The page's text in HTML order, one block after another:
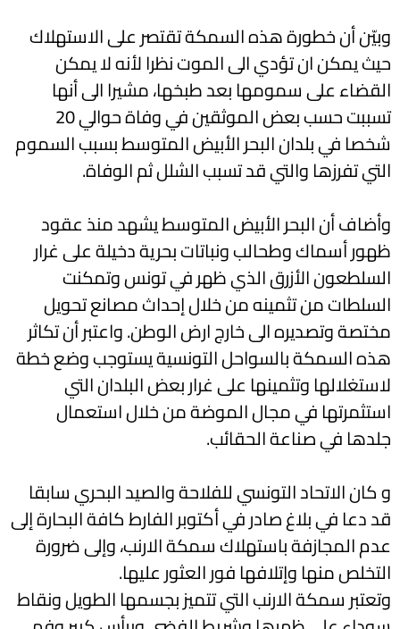
وبيّن أن خطورة هذه السمكة تقتصر على الاستهلاك
حيث يمكن ان تؤدي الى الموت نظرا لأنه لا يمكن
القضاء على سمومها بعد طبخها، مشيرا الى أنها
تسببت حسب بعض الموثقين في وفاة حوالي 20
شخصا في بلدان البحر الأبيض المتوسط بسبب السموم
التي تفرزها والتي قد تسبب الشلل ثم الوفاة.
وأضاف أن البحر الأبيض المتوسط يشهد منذ عقود
ظهور أسماك وطحالب ونباتات بحرية دخيلة على غرار
السلطعون الأزرق الذي ظهر في تونس وتمكنت
السلطات من تثمينه من خلال إحداث مصانع تحويل
مختصة وتصديره الى خارج ارض الوطن. واعتبر أن تكاثر
هذه السمكة بالسواحل التونسية يستوجب وضع خطة
لاستغلالها وتثمينها على غرار بعض البلدان التي
استثمرتها في مجال الموضة من خلال استعمال
جلدها في صناعة الحقائب.
و كان الاتحاد التونسي للفلاحة والصيد البحري سابقا
قد دعا في بلاغ صادر في أكتوبر الفارط كافة البحارة إلى
عدم المجازفة باستهلاك سمكة الارنب، وإلى ضرورة
التخلص منها وإتلافها فور العثور عليها.
وتعتبر سمكة الارنب التي تتميز بجسمها الطويل ونقاط